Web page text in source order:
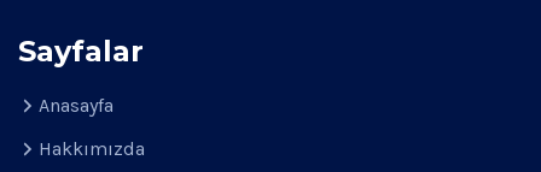
Sayfalar
Anasayfa
Hakkımızda